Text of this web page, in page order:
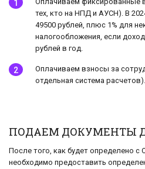
тех, кто на НПД и АУСН). В
49500 рублей, плюс 1% для
налогообложения, если
рублей в год.
Оплачиваем взносы за
отдельная система расчетов).
ПОДАЕМ ДОКУМЕНТЫ
После того, как будет определено
необходимо предоставить